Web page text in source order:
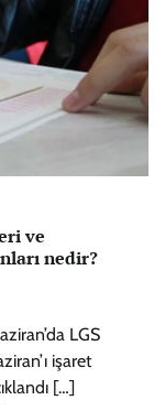
ve
nedir?
LGS
işaret
[…]